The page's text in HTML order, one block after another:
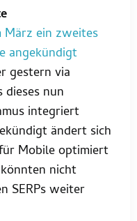
März ein zweites
angekündigt
gestern via
nun
integriert
ändert sich
Mobile optimiert
nicht
SERPs weiter